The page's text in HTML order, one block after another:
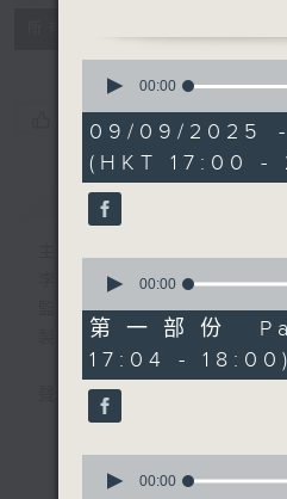
您喜歡這個節目嗎?
簡介 GIST
監製：蕭洛汶
製作：香港電台公共事
聲音更立體 意見更多元
1872311 始終如一
香港電台公共事
seconds
1
hour,
59
minutes,
5
seconds
00:00
09/09/2025
(HKT 17:00 -
seconds
49
minutes,
50
seconds
00:00
第一部份
17:04 - 18:00)
seconds
00:00